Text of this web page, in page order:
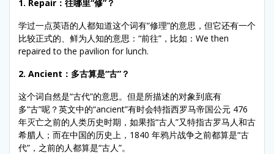
1. Repair ：往哪里“修”？
学过一点英语的人都知道这个词有“修理”的意思，但它还有一个
比较正式的、鲜为人知的意思：“前往”，比如：We then
repaired to the pavilion for lunch.
2. Ancient ：多古算是“古”？
这个词自然是“古代”的意思。但是所描述的对象到底有
多“古”呢？英文中的“ancient”有时会特指西罗马帝国公元 476
年灭亡之前的人类历史时期，如果指“古人”又特指古罗马人和古
希腊人；而在中国的历史上，1840 年鸦片战争之前都算是“古
代”，之前的人都算是“古人”。